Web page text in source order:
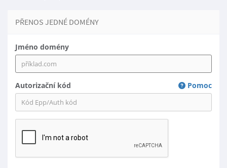
PŘENOS JEDNÉ DOMÉNY
Jméno domény
Autorizační kód Pomoc